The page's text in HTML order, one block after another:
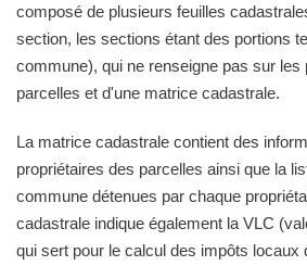
composé de plusieurs feuilles
section, les sections étant des portions
commune), qui ne renseigne pas sur les
parcelles et d'une matrice cadastrale.
La matrice cadastrale contient des
propriétaires des parcelles ainsi que la
commune détenues par chaque
cadastrale indique également la VLC
qui sert pour le calcul des impôts locaux